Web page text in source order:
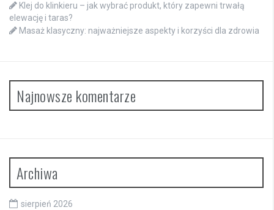
Klej do klinkieru – jak wybrać produkt, który zapewni trwałą
elewację i taras?
Masaż klasyczny: najważniejsze aspekty i korzyści dla zdrowia
Najnowsze komentarze
Archiwa
sierpień 2026